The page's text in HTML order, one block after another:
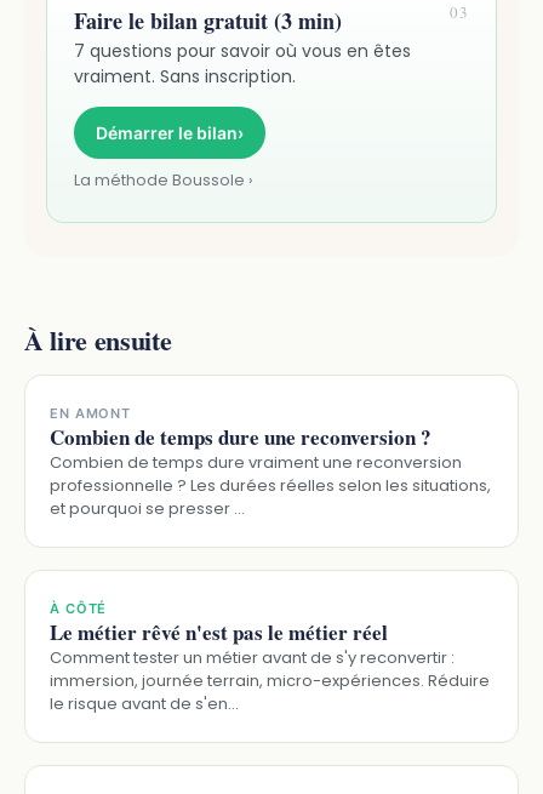
03
Faire le bilan gratuit (3 min)
7 questions pour savoir où vous en êtes
vraiment. Sans inscription.
Démarrer le bilan›
La méthode Boussole ›
À lire ensuite
EN AMONT
Combien de temps dure une reconversion ?
Combien de temps dure vraiment une reconversion
professionnelle ? Les durées réelles selon les situations,
et pourquoi se presser …
À CÔTÉ
Le métier rêvé n'est pas le métier réel
Comment tester un métier avant de s'y reconvertir :
immersion, journée terrain, micro-expériences. Réduire
le risque avant de s'en…